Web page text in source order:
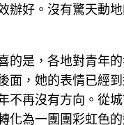
辦好。沒有驚天動
的是，各地對青年
面，她的表情已經
不再沒有方向。從
化為一團團彩虹色